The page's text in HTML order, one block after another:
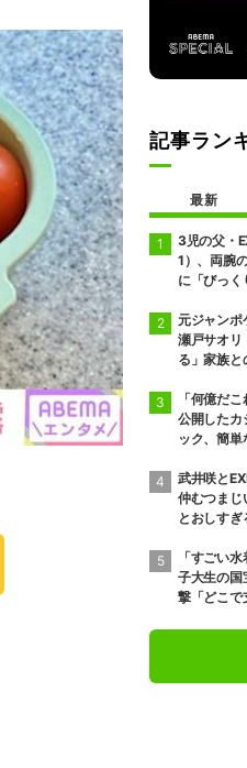
記事ラン
最新
3児の父・
1）、両腕
に「びっく
の反響
元ジャンポ
瀬戸サオリ
る」家族と
「何億だ
公開したカ
ック、簡
武井咲と
仲むつまじ
とおしす
「すごい
子大生の国
撃「どこで